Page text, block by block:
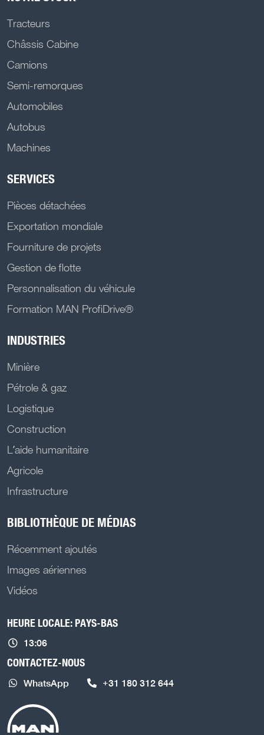
Tracteurs
Châssis Cabine
Camions
Semi-remorques
Automobiles
Autobus
Machines
SERVICES
Pièces détachées
Exportation mondiale
Fourniture de projets
Gestion de flotte
Personnalisation du véhicule
Formation MAN ProfiDrive®
INDUSTRIES
Minière
Pétrole & gaz
Logistique
Construction
L’aide humanitaire
Agricole
Infrastructure
BIBLIOTHÈQUE DE MÉDIAS
Récemment ajoutés
Images aériennes
Vidéos
HEURE LOCALE: PAYS-BAS
13:06
CONTACTEZ-NOUS
WhatsApp +31 180 312 644